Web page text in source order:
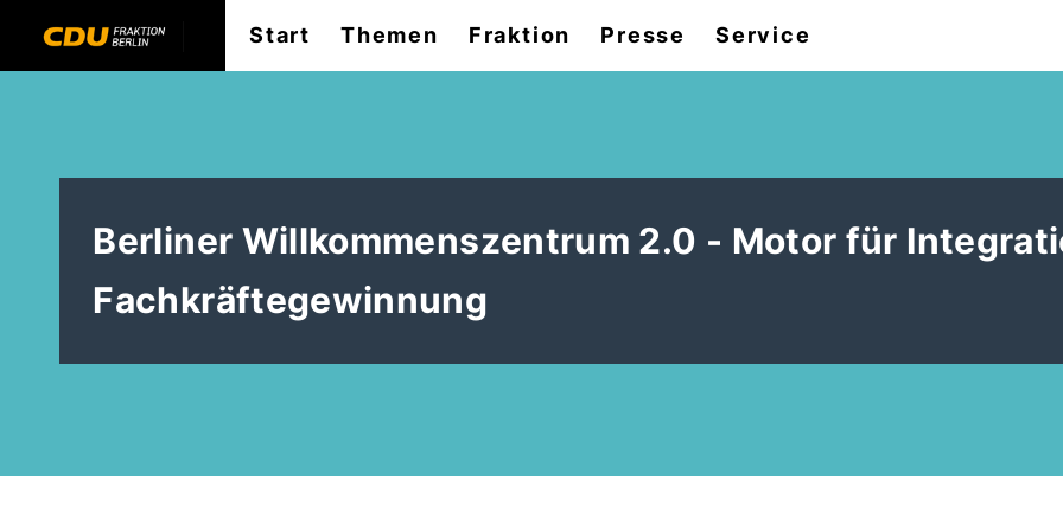
Start Themen Fraktion Presse Service
Berliner Willkommenszentrum 2.0 - Motor für
Fachkräftegewinnung